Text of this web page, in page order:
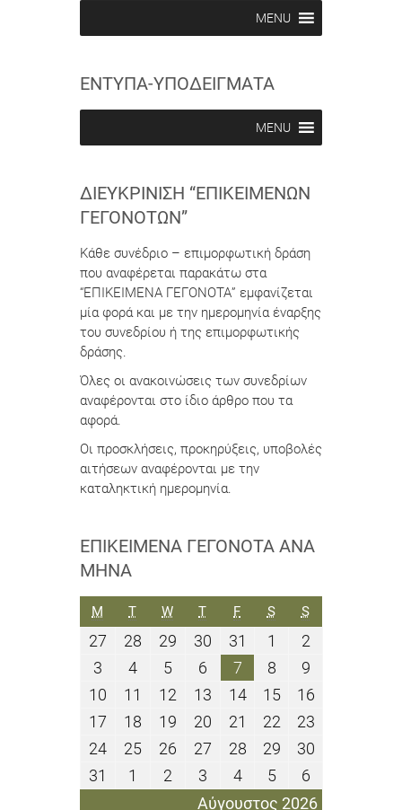
MENU
ΕΝΤΥΠΑ-ΥΠΟΔΕΙΓΜΑΤΑ
MENU
ΔΙΕΥΚΡΊΝΙΣΗ “ΕΠΙΚΕΊΜΕΝΩΝ
ΓΕΓΟΝΌΤΩΝ”
Κάθε συνέδριο – επιμορφωτική δράση
που αναφέρεται παρακάτω στα
“ΕΠΙΚΕΙΜΕΝΑ ΓΕΓΟΝΟΤΑ” εμφανίζεται
μία φορά και με την ημερομηνία έναρξης
του συνεδρίου ή της επιμορφωτικής
δράσης.
Όλες οι ανακοινώσεις των συνεδρίων
αναφέρονται στο ίδιο άρθρο που τα
αφορά.
Οι προσκλήσεις, προκηρύξεις, υποβολές
αιτήσεων αναφέρονται με την
καταληκτική ημερομηνία.
ΕΠΙΚΕΊΜΕΝΑ ΓΕΓΟΝΌΤΑ ΑΝΆ
ΜΉΝΑ
Αύγουστος 2026
M ΔΕΥΤΈΡΑ
TΤΡΊΤΗ
WΤΕΤΆΡΤΗ
TΠΈΜΠΤΗ
FΠΑΡΑΣΚΕΥΉ
SΣΆΒΒΑΤΟ
SΚΥΡΙΑΚΉ
27
Ιουλίου
2026
28
Ιουλίου
2026
29
Ιουλίου
2026
30
Ιουλίου
2026
31
Ιουλίου
2026
1
Αυγούστου
2026
22
2026
3
Αυγούστου
2026
44
Αυγούστου
2026
55
Αυγούστου
2026
6
Αυγούστου
2026
77
Αυγούστου
2026
88
Αυγούστου
2026
99
Αυγούστου
2026
10
Αυγούστου
2026
11
Αυγούστου
2026
12
Αυγούστου
2026
13
Αυγούστου
2026
1414
Αυγούστου
2026
1515
Αυγούστου
2026
1616
Αυγούστου
2026
17
Αυγούστου
2026
18
Αυγούστου
2026
19
Αυγούστου
2026
20
Αυγούστου
2026
21
Αυγούστου
2026
2222
Αυγούστου
2026
2323
2026
2424
Αυγούστου
2026
2525
Αυγούστου
2026
26
Αυγούστου
2026
27
Αυγούστου
2026
2828
Αυγούστου
2026
2929
Αυγούστου
2026
3030
2026
31
Αυγούστου
1
Σεπτεμβρίου
2
Σεπτεμβρίου
3
Σεπτεμβρίου
44
Σεπτεμβρίου
55
Σεπτεμβρίου
66